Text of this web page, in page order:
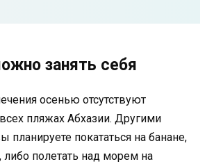
занять себя
осенью отсутствуют
пляжах Абхазии. Другими
планируете покататься на банане,
либо полетать над морем на